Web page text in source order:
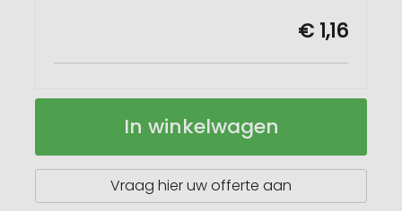
€ 1,16
Liberty
boodschappentas
Op
In winkelwagen
Vraag hier uw offerte aan